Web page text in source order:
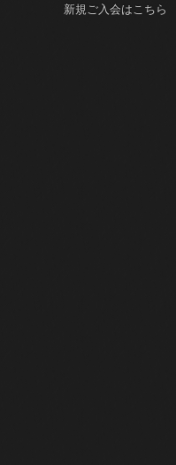
新規ご入会はこちら